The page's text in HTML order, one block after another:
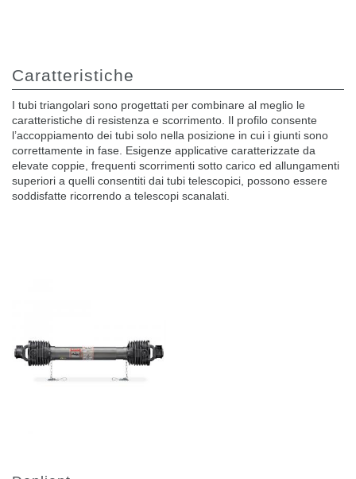
Caratteristiche
I tubi triangolari sono progettati per combinare al meglio le
caratteristiche di resistenza e scorrimento. Il profilo consente
l’accoppiamento dei tubi solo nella posizione in cui i giunti sono
correttamente in fase. Esigenze applicative caratterizzate da
elevate coppie, frequenti scorrimenti sotto carico ed allungamenti
superiori a quelli consentiti dai tubi telescopici, possono essere
soddisfatte ricorrendo a telescopi scanalati.